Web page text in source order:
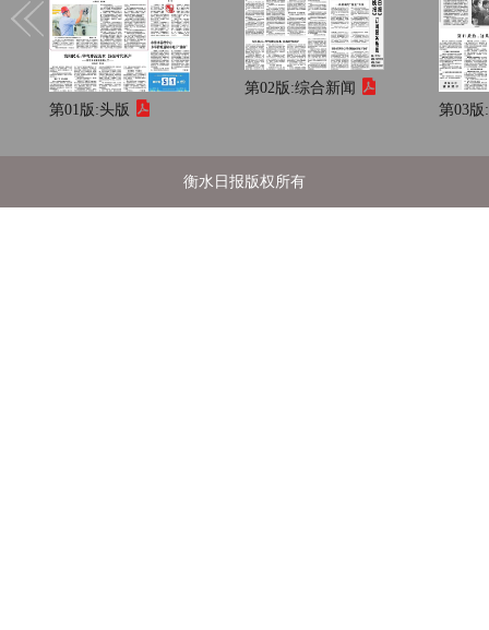
第01版:头版
第02版:综合新闻
第03版:
衡水日报版权所有